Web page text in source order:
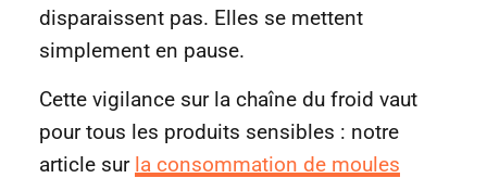
disparaissent pas. Elles se mettent
simplement en pause.
Cette vigilance sur la chaîne du froid vaut
pour tous les produits sensibles : notre
article sur la consommation de moules